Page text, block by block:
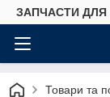
ЗАПЧАСТИ
Товари та